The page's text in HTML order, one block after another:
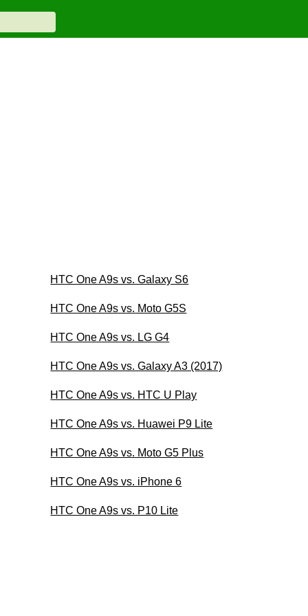
HTC One A9s vs. Galaxy S6
HTC One A9s vs. Moto G5S
HTC One A9s vs. LG G4
HTC One A9s vs. Galaxy A3 (2017)
HTC One A9s vs. HTC U Play
HTC One A9s vs. Huawei P9 Lite
HTC One A9s vs. Moto G5 Plus
HTC One A9s vs. iPhone 6
HTC One A9s vs. P10 Lite